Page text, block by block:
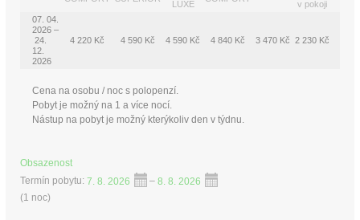
LUXE
v pokoji
07. 04.
2026 –
24.
12.
2026
4 220 Kč 4 590 Kč 4 590 Kč 4 840 Kč 3 470 Kč 2 230 Kč
Cena na osobu / noc s polopenzí.
Pobyt je možný na 1 a více nocí.
Nástup na pobyt je možný kterýkoliv den v týdnu.
Obsazenost
Termín pobytu: 7. 8. 2026 – 8. 8. 2026
(1 noc)